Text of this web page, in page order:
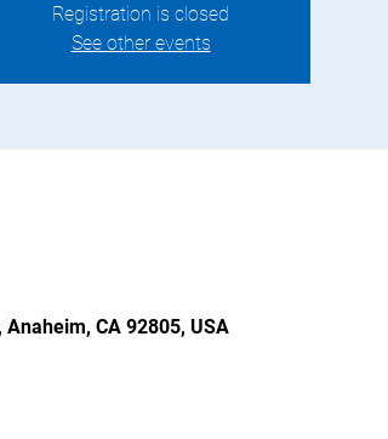
Registration is closed
See other events
CA 92805, USA